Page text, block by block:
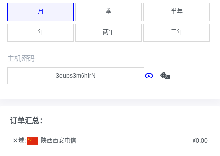
月 季 半年
年 两年 三年
主机密码
订单汇总：
区域: 陕西西安电信 ¥0.00